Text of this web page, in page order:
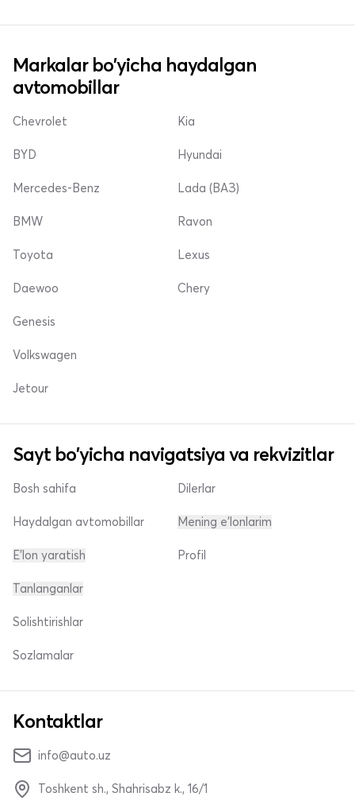
Markalar bo'yicha haydalgan
avtomobillar
Chevrolet
BYD
Mercedes-Benz
Kia
Hyundai
Lada (ВАЗ)
BMW
Toyota
Daewoo
Ravon
Lexus
Chery
Genesis
Volkswagen
Jetour
Sayt bo'yicha navigatsiya va rekvizitlar
Bosh sahifa
Haydalgan avtomobillar
E'lon yaratish
Dilerlar
Mening e'lonlarim
Profil
Tanlanganlar
Solishtirishlar
Sozlamalar
Kontaktlar
info@auto.uz
Toshkent sh., Shahrisabz k., 16/1